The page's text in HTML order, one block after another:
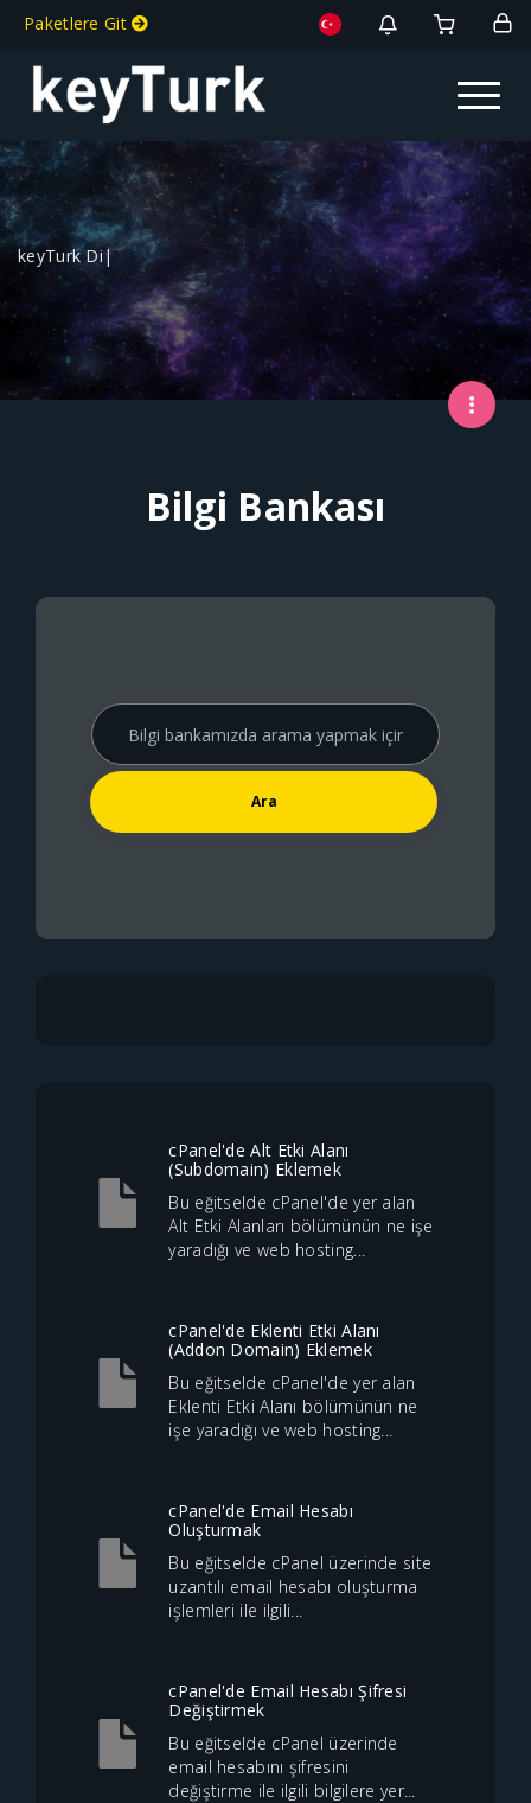
Paketlere Git
Toggle
keyTurk Diji|
Bilgi Bankası
cPanel'de Alt Etki Alanı
(Subdomain) Eklemek
Bu eğitselde cPanel'de yer alan
Alt Etki Alanları bölümünün ne işe
yaradığı ve web hosting...
cPanel'de Eklenti Etki Alanı
(Addon Domain) Eklemek
Bu eğitselde cPanel'de yer alan
Eklenti Etki Alanı bölümünün ne
işe yaradığı ve web hosting...
cPanel'de Email Hesabı
Oluşturmak
Bu eğitselde cPanel üzerinde site
uzantılı email hesabı oluşturma
işlemleri ile ilgili...
cPanel'de Email Hesabı Şifresi
Değiştirmek
Bu eğitselde cPanel üzerinde
email hesabını şifresini
değiştirme ile ilgili bilgilere yer...